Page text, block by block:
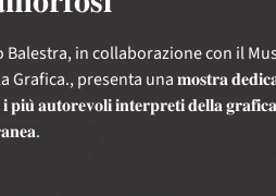
Balestra, in collaborazione con il
presenta una 𝐦𝐨𝐬𝐭𝐫𝐚
𝐚𝐮𝐭𝐨𝐫𝐞𝐯𝐨𝐥𝐢 𝐢𝐧𝐭𝐞𝐫𝐩𝐫𝐞𝐭𝐢 𝐝𝐞𝐥𝐥𝐚 𝐠𝐫𝐚𝐟𝐢𝐜𝐚